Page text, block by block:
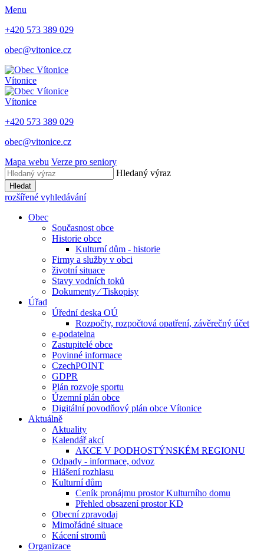
Menu
+420 573 389 029
obec@vitonice.cz
Vítonice
Vítonice
+420 573 389 029
obec@vitonice.cz
Mapa webu Verze pro seniory
Hledaný výraz
Hledat
rozšířené vyhledávání
Obec
Současnost obce
Historie obce
Kulturní dům - historie
Firmy a služby v obci
životní situace
Stavy vodních toků
Dokumenty ⁄ Tiskopisy
Úřad
Úřední deska OÚ
Rozpočty, rozpočtová opatření, závěrečný účet
e-podatelna
Zastupitelé obce
Povinné informace
CzechPOINT
GDPR
Plán rozvoje sportu
Územní plán obce
Digitální povodňový plán obce Vítonice
Aktuálně
Aktuality
Kalendář akcí
AKCE V PODHOSTÝNSKÉM REGIONU
Odpady - informace, odvoz
Hlášení rozhlasu
Kulturní dům
Ceník pronájmu prostor Kulturního domu
Přehled obsazení prostor KD
Obecní zpravodaj
Mimořádné situace
Kácení stromů
Organizace